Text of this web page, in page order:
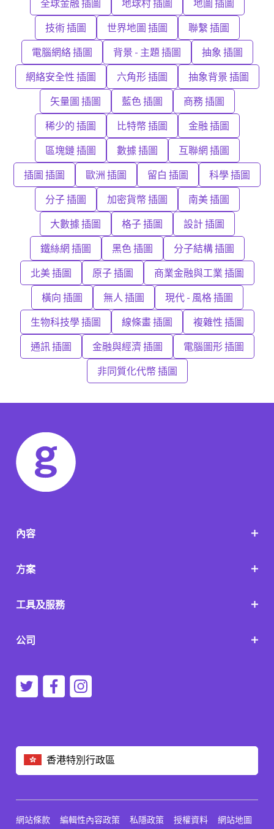
全球金融 插圖 地球村 插圖 地圖 插圖
技術 插圖 世界地圖 插圖 聯繫 插圖
電腦網絡 插圖 背景 - 主題 插圖 抽象 插圖
網絡安全性 插圖 六角形 插圖 抽象背景 插圖
矢量圖 插圖 藍色 插圖 商務 插圖
稀少的 插圖 比特幣 插圖 金融 插圖
區塊鏈 插圖 數據 插圖 互聯網 插圖
插圖 插圖 歐洲 插圖 留白 插圖 科學 插圖
分子 插圖 加密貨幣 插圖 南美 插圖
大數據 插圖 格子 插圖 設計 插圖
鐵絲網 插圖 黑色 插圖 分子結構 插圖
北美 插圖 原子 插圖 商業金融與工業 插圖
橫向 插圖 無人 插圖 現代 - 風格 插圖
生物科技學 插圖 線條畫 插圖 複雜性 插圖
通訊 插圖 金融與經濟 插圖 電腦圖形 插圖
非同質化代幣 插圖
香港特別行政區
內容
方案
工具及服務
公司
網站條款 編輯性內容政策 私隱政策 授權資料 網站地圖